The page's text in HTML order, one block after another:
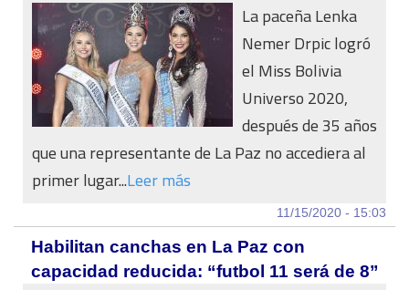
La paceña Lenka
Nemer Drpic logró
el Miss Bolivia
Universo 2020,
después de 35 años
que una representante de La Paz no accediera al
primer lugar...Leer más
11/15/2020 - 15:03
Habilitan canchas en La Paz con
capacidad reducida: “futbol 11 será de 8”